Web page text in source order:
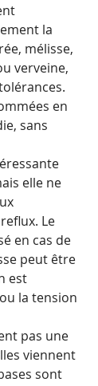
la
mélisse,
verveine,
en
sans
elle ne
Le
en cas de
peut être
est
la tension
pas une
viennent
sont